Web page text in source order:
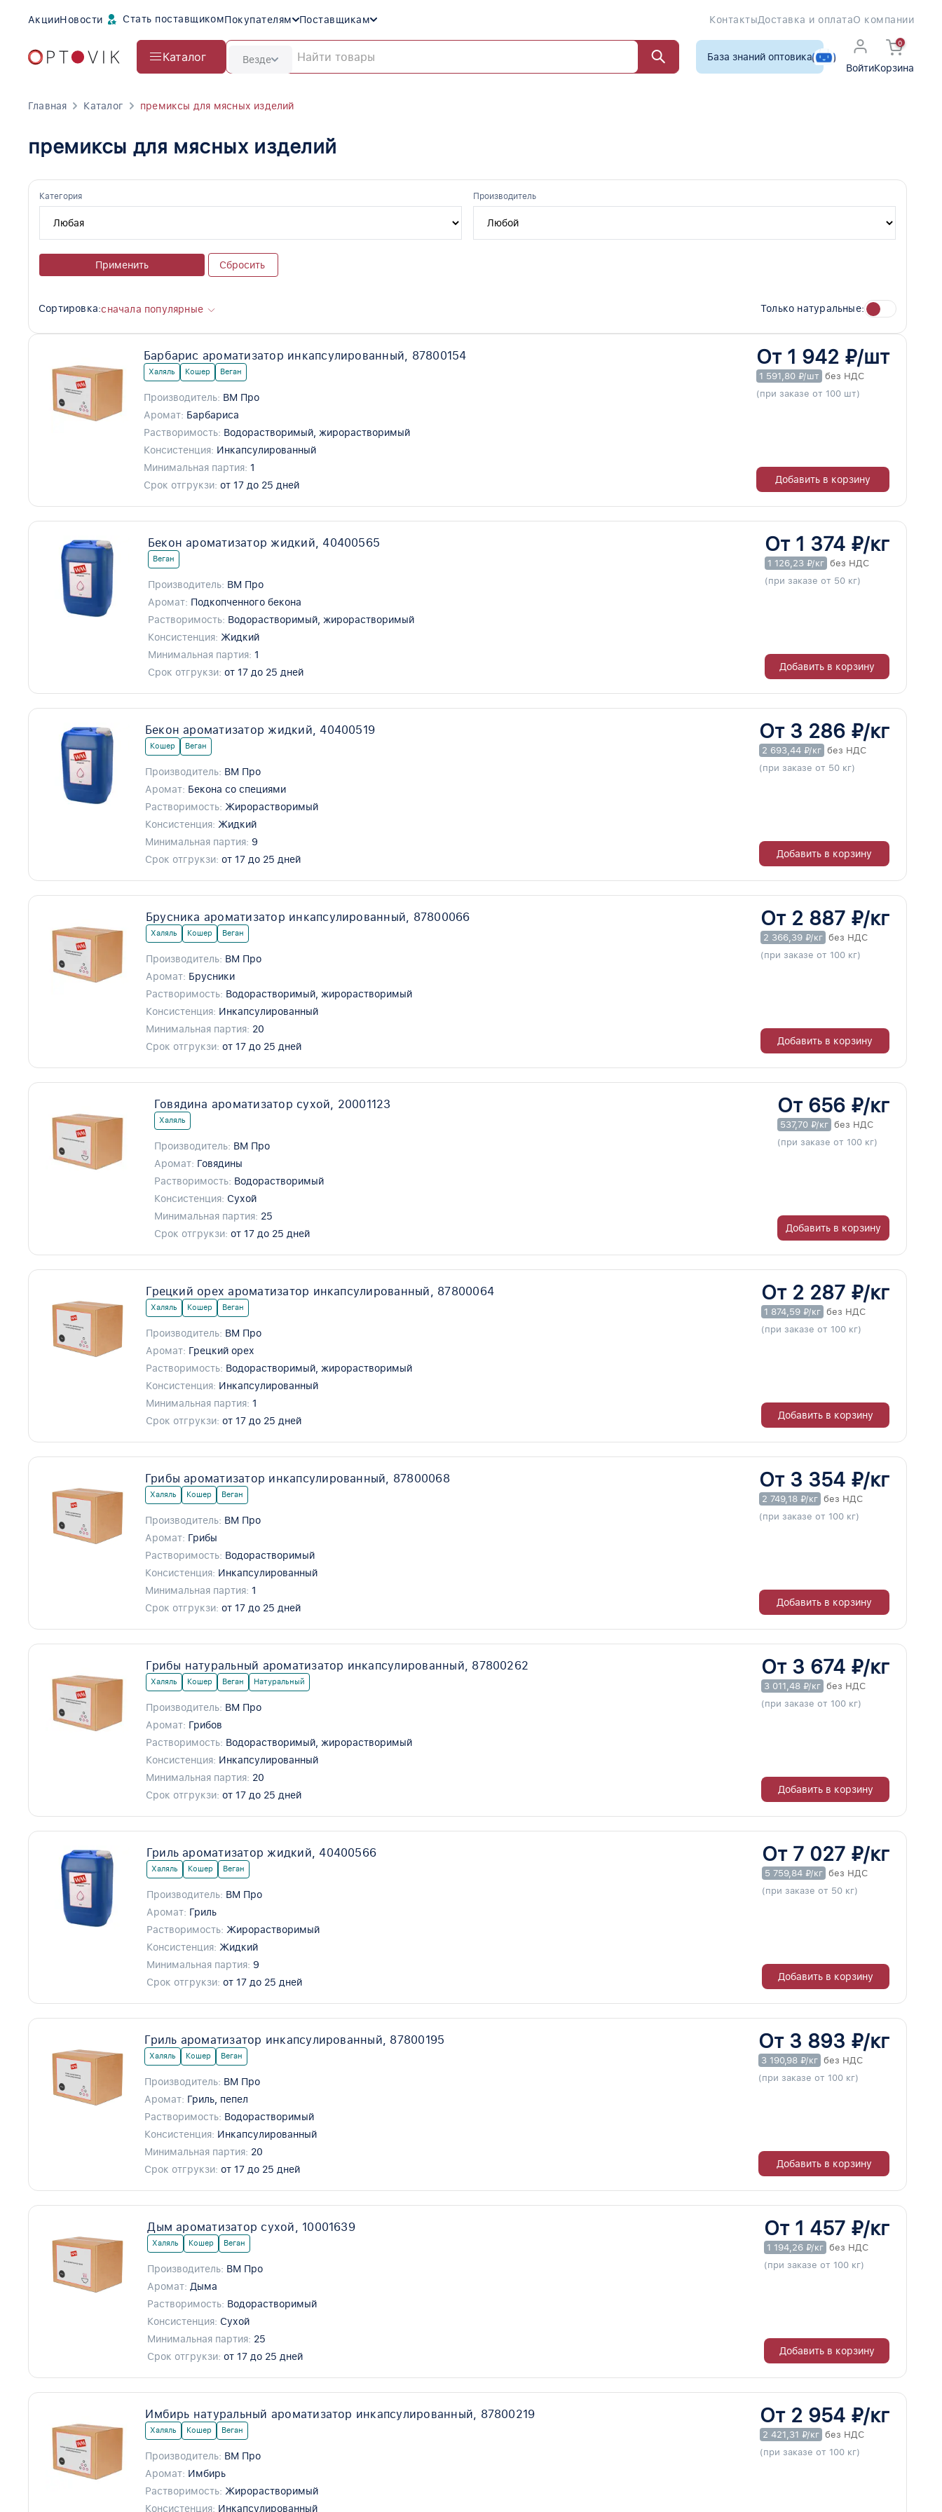
АкцииНовости Стать поставщикомПокупателям Поставщикам КонтактыДоставка и оплатаО компании
Каталог Везде
База знаний оптовика
Войти
0
Корзина
Главная Каталог премиксы для мясных изделий
премиксы для мясных изделий
Категория Производитель
Применить Сбросить
Сортировка:сначала популярные Только натуральные:
Барбарис ароматизатор инкапсулированный, 87800154
Халяль Кошер Веган
Производитель: ВМ Про
Аромат: Барбариса
Растворимость: Водорастворимый, жирорастворимый
Консистенция: Инкапсулированный
Минимальная партия: 1
Срок отгрукзи: от 17 до 25 дней
От 1 942 ₽/шт
1 591,80 ₽/шт без НДС
(при заказе от 100 шт)
Добавить в корзину
Бекон ароматизатор жидкий, 40400565
Веган
Производитель: ВМ Про
Аромат: Подкопченного бекона
Растворимость: Водорастворимый, жирорастворимый
Консистенция: Жидкий
Минимальная партия: 1
Срок отгрукзи: от 17 до 25 дней
От 1 374 ₽/кг
1 126,23 ₽/кг без НДС
(при заказе от 50 кг)
Добавить в корзину
Бекон ароматизатор жидкий, 40400519
Кошер Веган
Производитель: ВМ Про
Аромат: Бекона со специями
Растворимость: Жирорастворимый
Консистенция: Жидкий
Минимальная партия: 9
Срок отгрукзи: от 17 до 25 дней
От 3 286 ₽/кг
2 693,44 ₽/кг без НДС
(при заказе от 50 кг)
Добавить в корзину
Брусника ароматизатор инкапсулированный, 87800066
Халяль Кошер Веган
Производитель: ВМ Про
Аромат: Брусники
Растворимость: Водорастворимый, жирорастворимый
Консистенция: Инкапсулированный
Минимальная партия: 20
Срок отгрукзи: от 17 до 25 дней
От 2 887 ₽/кг
2 366,39 ₽/кг без НДС
(при заказе от 100 кг)
Добавить в корзину
Говядина ароматизатор сухой, 20001123
Халяль
Производитель: ВМ Про
Аромат: Говядины
Растворимость: Водорастворимый
Консистенция: Сухой
Минимальная партия: 25
Срок отгрукзи: от 17 до 25 дней
От 656 ₽/кг
537,70 ₽/кг без НДС
(при заказе от 100 кг)
Добавить в корзину
Грецкий орех ароматизатор инкапсулированный, 87800064
Халяль Кошер Веган
Производитель: ВМ Про
Аромат: Грецкий орех
Растворимость: Водорастворимый, жирорастворимый
Консистенция: Инкапсулированный
Минимальная партия: 1
Срок отгрукзи: от 17 до 25 дней
От 2 287 ₽/кг
1 874,59 ₽/кг без НДС
(при заказе от 100 кг)
Добавить в корзину
Грибы ароматизатор инкапсулированный, 87800068
Халяль Кошер Веган
Производитель: ВМ Про
Аромат: Грибы
Растворимость: Водорастворимый
Консистенция: Инкапсулированный
Минимальная партия: 1
Срок отгрукзи: от 17 до 25 дней
От 3 354 ₽/кг
2 749,18 ₽/кг без НДС
(при заказе от 100 кг)
Добавить в корзину
Грибы натуральный ароматизатор инкапсулированный, 87800262
Халяль Кошер Веган Натуральный
Производитель: ВМ Про
Аромат: Грибов
Растворимость: Водорастворимый, жирорастворимый
Консистенция: Инкапсулированный
Минимальная партия: 20
Срок отгрукзи: от 17 до 25 дней
От 3 674 ₽/кг
3 011,48 ₽/кг без НДС
(при заказе от 100 кг)
Добавить в корзину
Гриль ароматизатор жидкий, 40400566
Халяль Кошер Веган
Производитель: ВМ Про
Аромат: Гриль
Растворимость: Жирорастворимый
Консистенция: Жидкий
Минимальная партия: 9
Срок отгрукзи: от 17 до 25 дней
От 7 027 ₽/кг
5 759,84 ₽/кг без НДС
(при заказе от 50 кг)
Добавить в корзину
Гриль ароматизатор инкапсулированный, 87800195
Халяль Кошер Веган
Производитель: ВМ Про
Аромат: Гриль, пепел
Растворимость: Водорастворимый
Консистенция: Инкапсулированный
Минимальная партия: 20
Срок отгрукзи: от 17 до 25 дней
От 3 893 ₽/кг
3 190,98 ₽/кг без НДС
(при заказе от 100 кг)
Добавить в корзину
Дым ароматизатор сухой, 10001639
Халяль Кошер Веган
Производитель: ВМ Про
Аромат: Дыма
Растворимость: Водорастворимый
Консистенция: Сухой
Минимальная партия: 25
Срок отгрукзи: от 17 до 25 дней
От 1 457 ₽/кг
1 194,26 ₽/кг без НДС
(при заказе от 100 кг)
Добавить в корзину
Имбирь натуральный ароматизатор инкапсулированный, 87800219
Халяль Кошер Веган
Производитель: ВМ Про
Аромат: Имбирь
Растворимость: Жирорастворимый
Консистенция: Инкапсулированный
От 2 954 ₽/кг
2 421,31 ₽/кг без НДС
(при заказе от 100 кг)